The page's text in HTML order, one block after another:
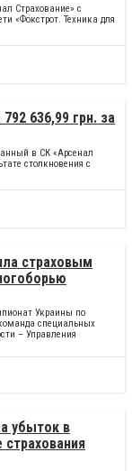
Страхование» с
«Фокстрот. Техника для
636,99 грн. за
в СК «Арсенал
столкновения с
страховым
Украины по
специальных
– Управления
убыток в